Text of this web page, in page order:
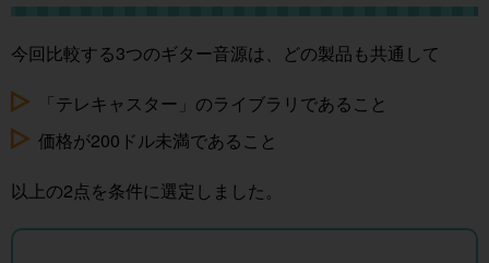
今回比較する3つのギター音源は、どの製品も共通して
「テレキャスター」のライブラリであること
価格が200ドル未満であること
以上の2点を条件に選定しました。